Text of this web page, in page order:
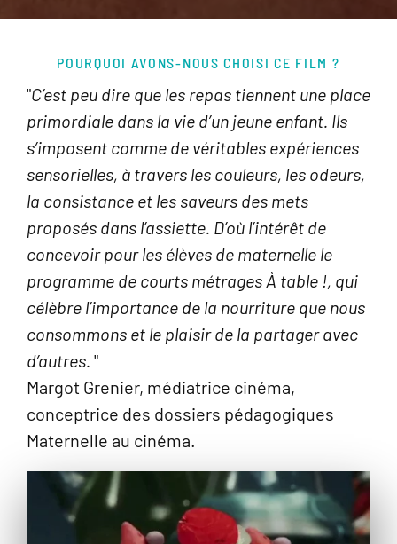
POURQUOI AVONS-NOUS CHOISI CE FILM ?
"C’est peu dire que les repas tiennent une place
primordiale dans la vie d’un jeune enfant. Ils
s’imposent comme de véritables expériences
sensorielles, à travers les couleurs, les odeurs,
la consistance et les saveurs des mets
proposés dans l’assiette. D’où l’intérêt de
concevoir pour les élèves de maternelle le
programme de courts métrages À table !, qui
célèbre l’importance de la nourriture que nous
consommons et le plaisir de la partager avec
d’autres. "
Margot Grenier, médiatrice cinéma,
conceptrice des dossiers pédagogiques
Maternelle au cinéma.